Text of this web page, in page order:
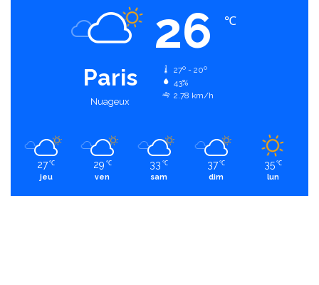
Paris
Nuageux
26 ℃
27º - 20º
43%
2.78 km/h
27 ℃
jeu
29 ℃
ven
33 ℃
sam
37 ℃
dim
35 ℃
lun